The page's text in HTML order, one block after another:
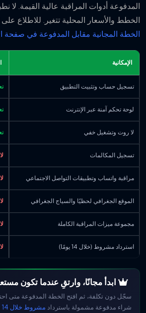
المدفوعة أدوات المراقبة عالية القيمة. لا
الخطط والأسعار المحلية تتغير. للاطلاع على
الخطة المجانية مقابل المدفوعة في صفحة
الإمكانية
تسجيل حساب وتثبيت التطبيق
لوحة تحكم آمنة عبر الإنترنت
لا روت وتشغيل خفي
تسجيل المكالمات لا
مراقبة واتساب وتطبيقات التواصل الاجتماعي لا
الموقع الجغرافي لحظيًا والسياج الجغرافي لا
مجموعة ميزات المراقبة الكاملة لا
استرداد مشروط (خلال 14 يومًا) لا
ابدأ مجانًا، وارتقِ عندما تكون
سجّل دون تكلفة، ثم افتح الخطة المدفوعة متى
شراء مدفوعة مشمولة باسترداد مشروط خلال 14 يومًا